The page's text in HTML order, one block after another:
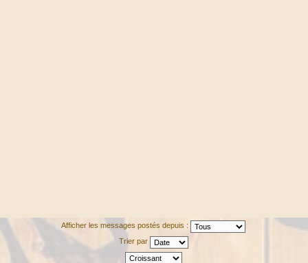
Afficher les messages postés depuis :
Trier par